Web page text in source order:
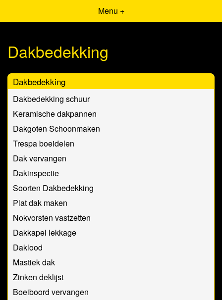
Menu +
Dakbedekking
Dakbedekking
Dakbedekking schuur
Keramische dakpannen
Dakgoten Schoonmaken
Trespa boeidelen
Dak vervangen
Dakinspectie
Soorten Dakbedekking
Plat dak maken
Nokvorsten vastzetten
Dakkapel lekkage
Daklood
Mastiek dak
Zinken deklijst
Boeiboord vervangen